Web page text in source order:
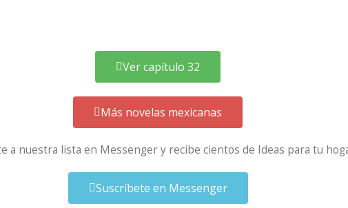
Ver capítulo 32
Más novelas mexicanas
nuestra lista en Messenger y recibe cientos de Ideas para tu
Suscríbete en Messenger